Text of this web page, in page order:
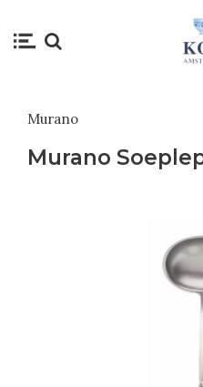
Murano
Murano